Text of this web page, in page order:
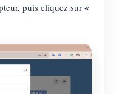
puis cliquez sur «